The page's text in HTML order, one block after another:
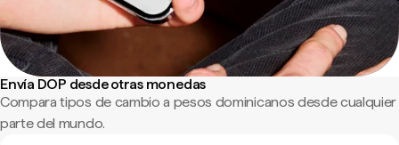
Envía DOP desde otras monedas
Compara tipos de cambio a pesos dominicanos desde cualquier
parte del mundo.